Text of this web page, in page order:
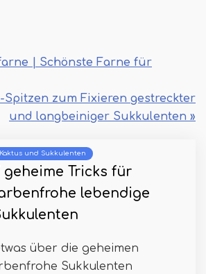
| Schönste Farne für
-Spitzen zum Fixieren gestreckter
und langbeiniger Sukkulenten »
Kaktus und Sukkulenten
geheime Tricks für
lebendige
über die geheimen
Sukkulenten